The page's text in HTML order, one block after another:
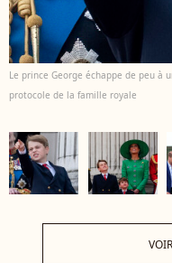
Le prince George échappe de peu
protocole de la famille royale